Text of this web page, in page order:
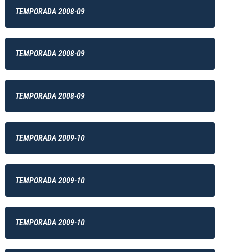
TEMPORADA 2008-09
TEMPORADA 2008-09
TEMPORADA 2008-09
TEMPORADA 2009-10
TEMPORADA 2009-10
TEMPORADA 2009-10